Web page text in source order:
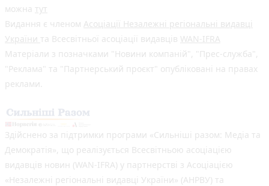
можна тут
Видання є членом Асоціації Незалежні регіональні видавці
України та Всесвітньої асоціації видавців WAN-IFRA
Матеріали з позначками "Новини компаній", "Прес-служба",
"Реклама" та "Партнерський проєкт" опубліковані на правах
реклами.
Здійснено за підтримки програми «Сильніші разом: Медіа та
Демократія», що реалізується Всесвітньою асоціацією
видавців новин (WAN-IFRA) у партнерстві з Асоціацією
«Незалежні регіональні видавці України» (АНРВУ) та